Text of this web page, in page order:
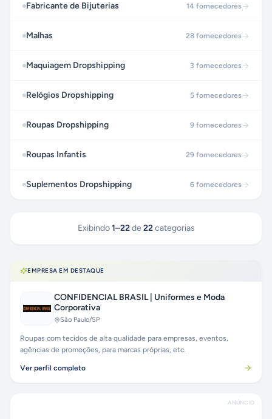
Fabricante de Bijuterias 14 fornecedores
Malhas 28 fornecedores
Maquiagem Dropshipping 3 fornecedores
Relógios Dropshipping 5 fornecedores
Roupas Dropshipping 9 fornecedores
Roupas Infantis 29 fornecedores
Suplementos Dropshipping 6 fornecedores
Exibindo 1–22 de 22 categorias
EMPRESA EM DESTAQUE
CONFIDENCIAL BRASIL | Uniformes e Moda
Corporativa
São Paulo/SP
Roupas com tecidos de alta qualidade para empresas, eventos,
agências de promoções, para marcas próprias, etc.
Ver perfil completo
ANÚNCIO